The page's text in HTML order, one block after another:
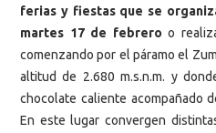
ferias y fiestas que se
martes 17 de febrero o
comenzando por el páramo el
altitud de 2.680 m.s.n.m. y
chocolate caliente acompañado
En este lugar convergen